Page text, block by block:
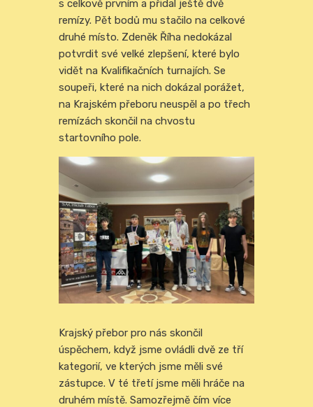
s celkově prvním a přidal ještě dvě
remízy. Pět bodů mu stačilo na celkové
druhé místo. Zdeněk Říha nedokázal
potvrdit své velké zlepšení, které bylo
vidět na Kvalifikačních turnajích. Se
soupeři, které na nich dokázal porážet,
na Krajském přeboru neuspěl a po třech
remízách skončil na chvostu
startovního pole.
Krajský přebor pro nás skončil
úspěchem, když jsme ovládli dvě ze tří
kategorií, ve kterých jsme měli své
zástupce. V té třetí jsme měli hráče na
druhém místě. Samozřejmě čím více